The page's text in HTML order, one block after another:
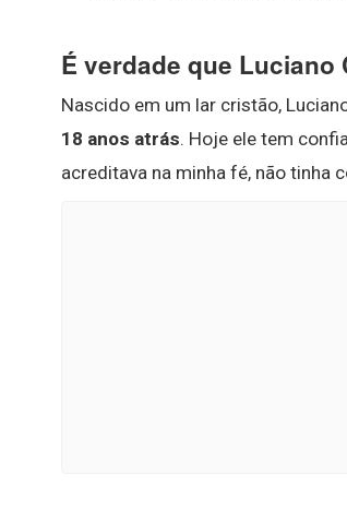
É verdade que
Nascido em um lar cristão,
18 anos atrás. Hoje ele tem
acreditava na minha fé, não tinha